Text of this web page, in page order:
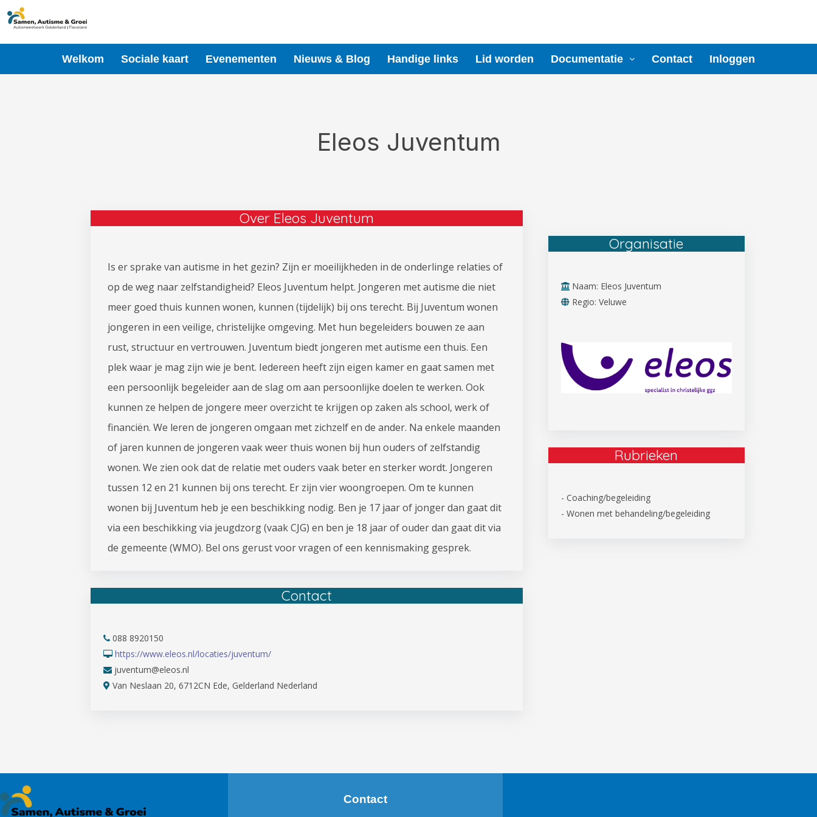
naar
Welkom Sociale kaart Evenementen Nieuws & Blog Handige links Lid worden Documentatie Contact Inloggen
Eleos Juventum
Over Eleos Juventum
Is er sprake van autisme in het gezin? Zijn er moeilijkheden in de onderlinge relaties of
op de weg naar zelfstandigheid? Eleos Juventum helpt. Jongeren met autisme die niet
meer goed thuis kunnen wonen, kunnen (tijdelijk) bij ons terecht. Bij Juventum wonen
jongeren in een veilige, christelijke omgeving. Met hun begeleiders bouwen ze aan
rust, structuur en vertrouwen. Juventum biedt jongeren met autisme een thuis. Een
plek waar je mag zijn wie je bent. Iedereen heeft zijn eigen kamer en gaat samen met
een persoonlijk begeleider aan de slag om aan persoonlijke doelen te werken. Ook
kunnen ze helpen de jongere meer overzicht te krijgen op zaken als school, werk of
financiën. We leren de jongeren omgaan met zichzelf en de ander. Na enkele maanden
of jaren kunnen de jongeren vaak weer thuis wonen bij hun ouders of zelfstandig
wonen. We zien ook dat de relatie met ouders vaak beter en sterker wordt. Jongeren
tussen 12 en 21 kunnen bij ons terecht. Er zijn vier woongroepen. Om te kunnen
wonen bij Juventum heb je een beschikking nodig. Ben je 17 jaar of jonger dan gaat dit
via een beschikking via jeugdzorg (vaak CJG) en ben je 18 jaar of ouder dan gaat dit via
de gemeente (WMO). Bel ons gerust voor vragen of een kennismaking gesprek.
Contact
088 8920150
https://www.eleos.nl/locaties/juventum/
juventum@eleos.nl
Van Neslaan 20, 6712CN Ede, Gelderland Nederland
Organisatie
Naam: Eleos Juventum
Regio: Veluwe
Rubrieken
- Coaching/begeleiding
- Wonen met behandeling/begeleiding
Contact